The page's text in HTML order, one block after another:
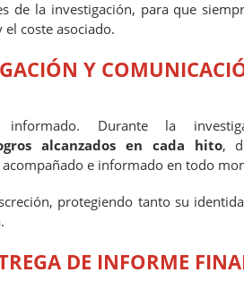
de la investigación, para que
coste asociado.
Y
informado. Durante la
alcanzados en cada hito,
e informado en todo
protegiendo tanto su
DE INFORME